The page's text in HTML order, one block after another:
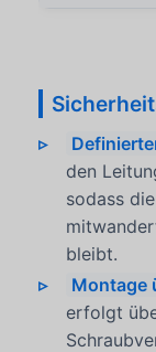
den
sodass
bleibt.
Montage
erfolgt